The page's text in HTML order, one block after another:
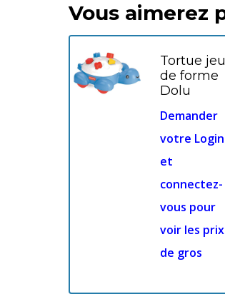
Vous aimerez
Tortue jeu
de forme
Dolu
Demander
votre Login
et
connectez-
vous pour
voir les prix
de gros